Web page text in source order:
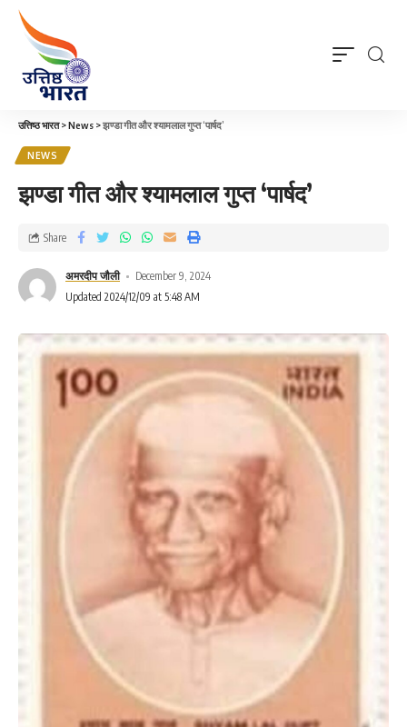
उत्तिष्ठ भारत>News >झण्डा गीत और श्यामलाल गुप्त ‘पार्षद’
NEWS
झण्डा गीत और श्यामलाल गुप्त ‘पार्षद’
अमरदीप जौली
December 9, 2024
Updated 2024/12/09 at 5:48 AM
Share